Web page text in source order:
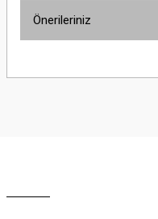
Önerileriniz
yetersiz gördüğünüz